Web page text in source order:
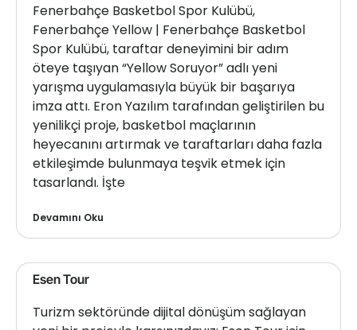
Fenerbahçe Basketbol Spor Kulübü,
Fenerbahçe Yellow | Fenerbahçe Basketbol
Spor Kulübü, taraftar deneyimini bir adım
öteye taşıyan “Yellow Soruyor” adlı yeni
yarışma uygulamasıyla büyük bir başarıya
imza attı. Eron Yazılım tarafından geliştirilen bu
yenilikçi proje, basketbol maçlarının
heyecanını artırmak ve taraftarları daha fazla
etkileşimde bulunmaya teşvik etmek için
tasarlandı. İşte
Devamını Oku
Esen Tour
Turizm sektöründe dijital dönüşüm sağlayan